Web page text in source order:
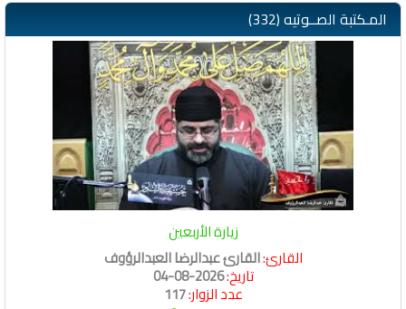
المـكتبة الصــوتيه (332)
زيارة الأربعين
القارئ:القارئ عبدالرضا العبدالرؤوف
تاريخ:2026-08-04
عدد الزوار:117